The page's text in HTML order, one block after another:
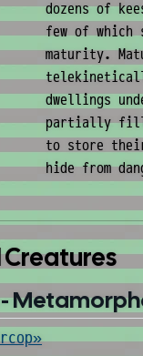
dozens of
few of which
maturity.
dwellings
partially
to store their
hide from